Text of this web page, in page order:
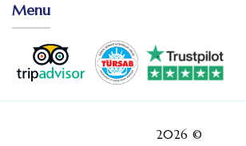
Menu
© 2026